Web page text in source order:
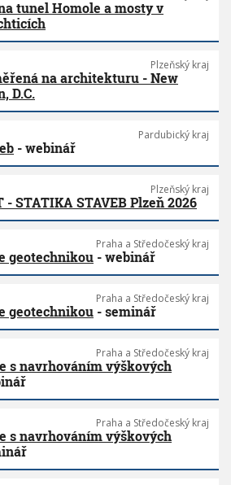
tunel Homole a mosty v
Plzeňský kraj
na architekturu - New
D.C.
Pardubický kraj
- webinář
Plzeňský kraj
STATIKA STAVEB Plzeň 2026
Praha a Středočeský kraj
geotechnikou - webinář
Praha a Středočeský kraj
geotechnikou - seminář
Praha a Středočeský kraj
s navrhováním výškových
Praha a Středočeský kraj
s navrhováním výškových